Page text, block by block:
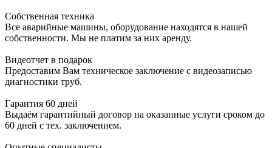
Собственная техника
Все аварийные машины, оборудование находятся в нашей
собственности. Мы не платим за них аренду.
Видеотчет в подарок
Предоставим Вам техническое заключение с видеозаписью
диагностики труб.
Гарантия 60 дней
Выдаём гарантийный договор на оказанные услуги сроком до
60 дней с тех. заключением.